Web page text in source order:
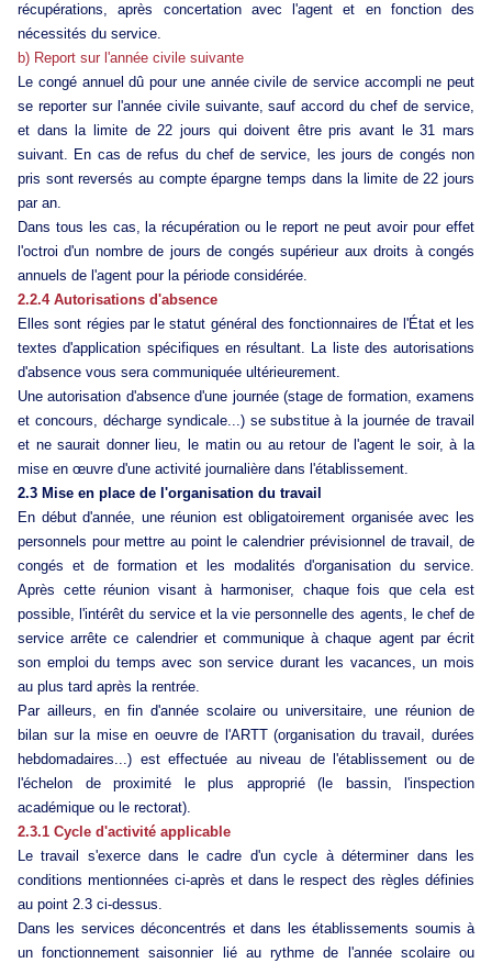
récupérations, après concertation avec l'agent et en fonction des
nécessités du service.
b) Report sur l'année civile suivante
Le congé annuel dû pour une année civile de service accompli ne peut
se reporter sur l'année civile suivante, sauf accord du chef de service,
et dans la limite de 22 jours qui doivent être pris avant le 31 mars
suivant. En cas de refus du chef de service, les jours de congés non
pris sont reversés au compte épargne temps dans la limite de 22 jours
par an.
Dans tous les cas, la récupération ou le report ne peut avoir pour effet
l'octroi d'un nombre de jours de congés supérieur aux droits à congés
annuels de l'agent pour la période considérée.
2.2.4 Autorisations d'absence
Elles sont régies par le statut général des fonctionnaires de l'État et les
textes d'application spécifiques en résultant. La liste des autorisations
d'absence vous sera communiquée ultérieurement.
Une autorisation d'absence d'une journée (stage de formation, examens
et concours, décharge syndicale...) se substitue à la journée de travail
et ne saurait donner lieu, le matin ou au retour de l'agent le soir, à la
mise en œuvre d'une activité journalière dans l'établissement.
2.3 Mise en place de l'organisation du travail
En début d'année, une réunion est obligatoirement organisée avec les
personnels pour mettre au point le calendrier prévisionnel de travail, de
congés et de formation et les modalités d'organisation du service.
Après cette réunion visant à harmoniser, chaque fois que cela est
possible, l'intérêt du service et la vie personnelle des agents, le chef de
service arrête ce calendrier et communique à chaque agent par écrit
son emploi du temps avec son service durant les vacances, un mois
au plus tard après la rentrée.
Par ailleurs, en fin d'année scolaire ou universitaire, une réunion de
bilan sur la mise en oeuvre de l'ARTT (organisation du travail, durées
hebdomadaires...) est effectuée au niveau de l'établissement ou de
l'échelon de proximité le plus approprié (le bassin, l'inspection
académique ou le rectorat).
2.3.1 Cycle d'activité applicable
Le travail s'exerce dans le cadre d'un cycle à déterminer dans les
conditions mentionnées ci-après et dans le respect des règles définies
au point 2.3 ci-dessus.
Dans les services déconcentrés et dans les établissements soumis à
un fonctionnement saisonnier lié au rythme de l'année scolaire ou